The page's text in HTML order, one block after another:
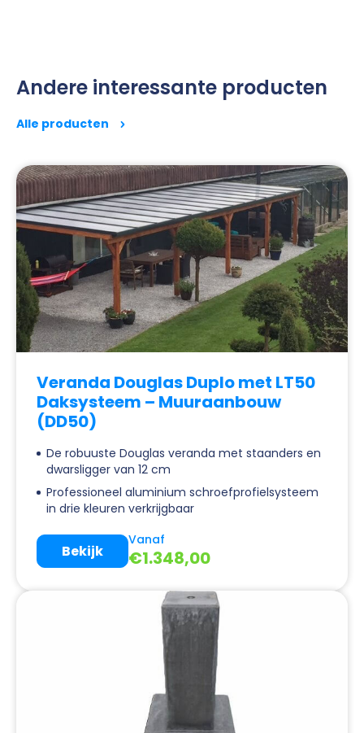
Andere interessante producten
Alle producten
Veranda Douglas Duplo met LT50
Daksysteem – Muuraanbouw
(DD50)
De robuuste Douglas veranda met staanders en
dwarsligger van 12 cm
Professioneel aluminium schroefprofielsysteem
in drie kleuren verkrijgbaar
Vanaf
€1.348,00
Bekijk